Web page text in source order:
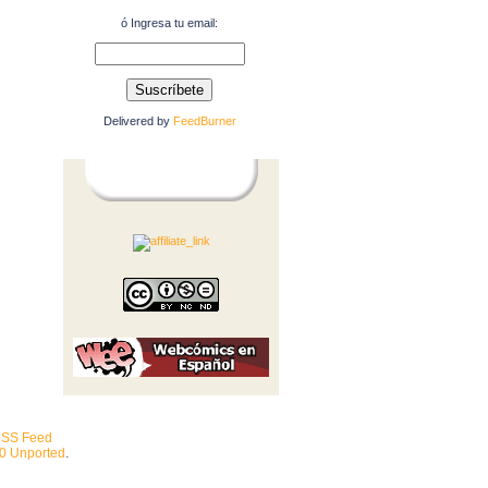
ó Ingresa tu email:
Delivered by FeedBurner
Feed
Unported .